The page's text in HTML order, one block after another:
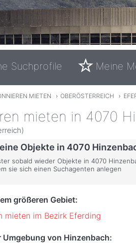
Suchprofile Meine
MIETEN › OBERÖSTERREICH ›
mieten in 4070
Objekte in 4070
sobald wieder Objekte in 4070
sie sich einen Suchagenten anlegen
größeren Gebiet:
mieten im Bezirk Eferding
Umgebung von Hinzenbach: